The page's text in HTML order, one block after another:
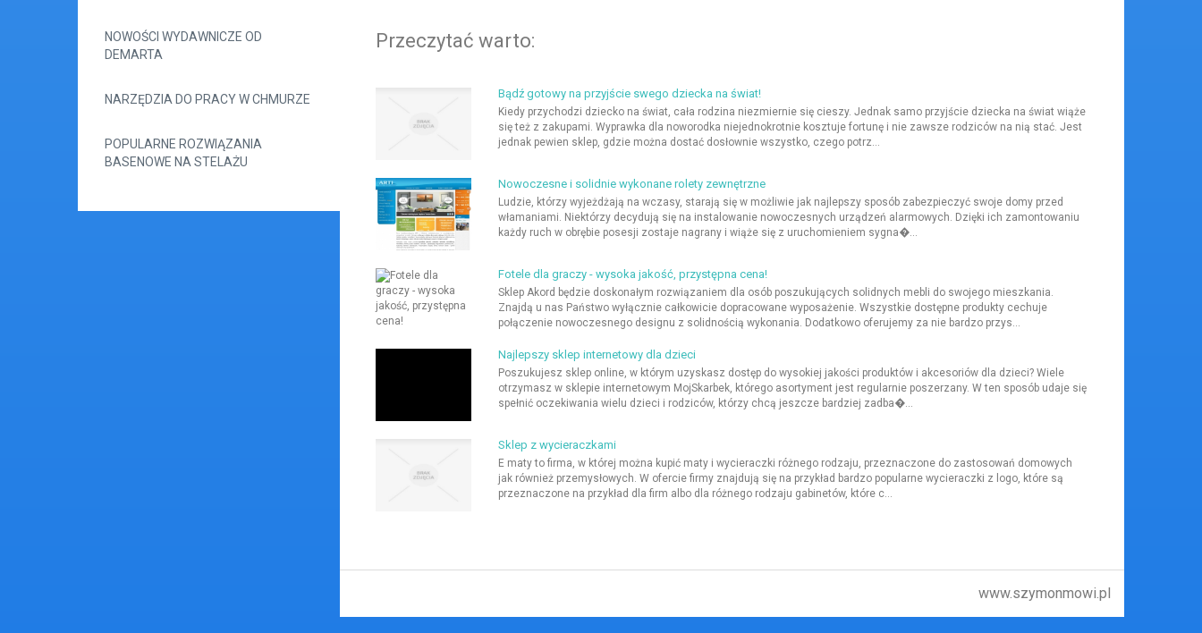
NOWOŚCI WYDAWNICZE OD
DEMARTA
NARZĘDZIA DO PRACY W CHMURZE
POPULARNE ROZWIĄZANIA
BASENOWE NA STELAŻU
Przeczytać warto:
Bądź gotowy na przyjście swego dziecka na świat!
Kiedy przychodzi dziecko na świat, cała rodzina niezmiernie się cieszy. Jednak samo przyjście dziecka na świat wiąże
się też z zakupami. Wyprawka dla noworodka niejednokrotnie kosztuje fortunę i nie zawsze rodziców na nią stać. Jest
jednak pewien sklep, gdzie można dostać dosłownie wszystko, czego potrz...
Nowoczesne i solidnie wykonane rolety zewnętrzne
Ludzie, którzy wyjeżdżają na wczasy, starają się w możliwie jak najlepszy sposób zabezpieczyć swoje domy przed
włamaniami. Niektórzy decydują się na instalowanie nowoczesnych urządzeń alarmowych. Dzięki ich zamontowaniu
każdy ruch w obrębie posesji zostaje nagrany i wiąże się z uruchomieniem sygna�...
Fotele dla graczy - wysoka jakość, przystępna cena!
Sklep Akord będzie doskonałym rozwiązaniem dla osób poszukujących solidnych mebli do swojego mieszkania.
Znajdą u nas Państwo wyłącznie całkowicie dopracowane wyposażenie. Wszystkie dostępne produkty cechuje
połączenie nowoczesnego designu z solidnością wykonania. Dodatkowo oferujemy za nie bardzo przys...
Najlepszy sklep internetowy dla dzieci
Poszukujesz sklep online, w którym uzyskasz dostęp do wysokiej jakości produktów i akcesoriów dla dzieci? Wiele
otrzymasz w sklepie internetowym MojSkarbek, którego asortyment jest regularnie poszerzany. W ten sposób udaje się
spełnić oczekiwania wielu dzieci i rodziców, którzy chcą jeszcze bardziej zadba�...
Sklep z wycieraczkami
E maty to firma, w której można kupić maty i wycieraczki różnego rodzaju, przeznaczone do zastosowań domowych
jak również przemysłowych. W ofercie firmy znajdują się na przykład bardzo popularne wycieraczki z logo, które są
przeznaczone na przykład dla firm albo dla różnego rodzaju gabinetów, które c...
www.szymonmowi.pl